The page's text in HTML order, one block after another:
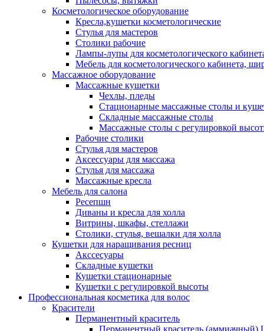
Косметологическое оборудование
Кресла,кушетки косметологические
Стулья для мастеров
Столики рабочие
Лампы-лупы для косметологического
Мебель для косметологического кабинета,
Массажное оборудование
Массажные кушетки
Чехлы, пледы
Стационарные массажные столы и
Складные массажные столы
Массажные столы с регулировкой
Рабочие столики
Стулья для мастеров
Аксессуары для массажа
Стулья для массажа
Массажные кресла
Мебель для салона
Ресепшн
Диваны и кресла для холла
Витрины, шкафы, стеллажи
Столики, стулья, вешалки для холла
Кушетки для наращивания ресниц
Акссесуары
Складные кушетки
Кушетки стационарные
Кушетки с регулировкой высоты
Профессиональная косметика для волос
Красители
Перманентный краситель